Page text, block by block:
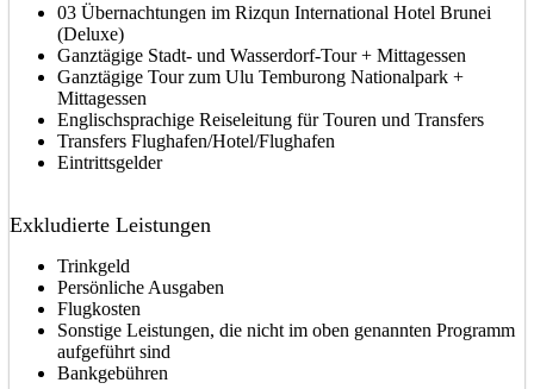
03 Übernachtungen im Rizqun International Hotel Brunei
(Deluxe)
Ganztägige Stadt- und Wasserdorf-Tour + Mittagessen
Ganztägige Tour zum Ulu Temburong Nationalpark +
Mittagessen
Englischsprachige Reiseleitung für Touren und Transfers
Transfers Flughafen/Hotel/Flughafen
Eintrittsgelder
Exkludierte Leistungen
Trinkgeld
Persönliche Ausgaben
Flugkosten
Sonstige Leistungen, die nicht im oben genannten Programm
aufgeführt sind
Bankgebühren